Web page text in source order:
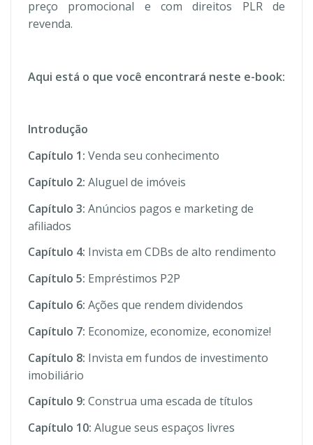
preço promocional e com direitos PLR de
revenda.
Aqui está o que você encontrará neste e-book:
Introdução
Capítulo 1: Venda seu conhecimento
Capítulo 2: Aluguel de imóveis
Capítulo 3: Anúncios pagos e marketing de
afiliados
Capítulo 4: Invista em CDBs de alto rendimento
Capítulo 5: Empréstimos P2P
Capítulo 6: Ações que rendem dividendos
Capítulo 7: Economize, economize, economize!
Capítulo 8: Invista em fundos de investimento
imobiliário
Capítulo 9: Construa uma escada de títulos
Capítulo 10: Alugue seus espaços livres